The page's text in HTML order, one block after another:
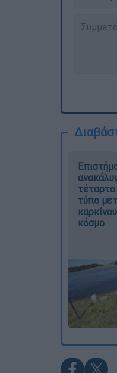
τύπο
κόσμο